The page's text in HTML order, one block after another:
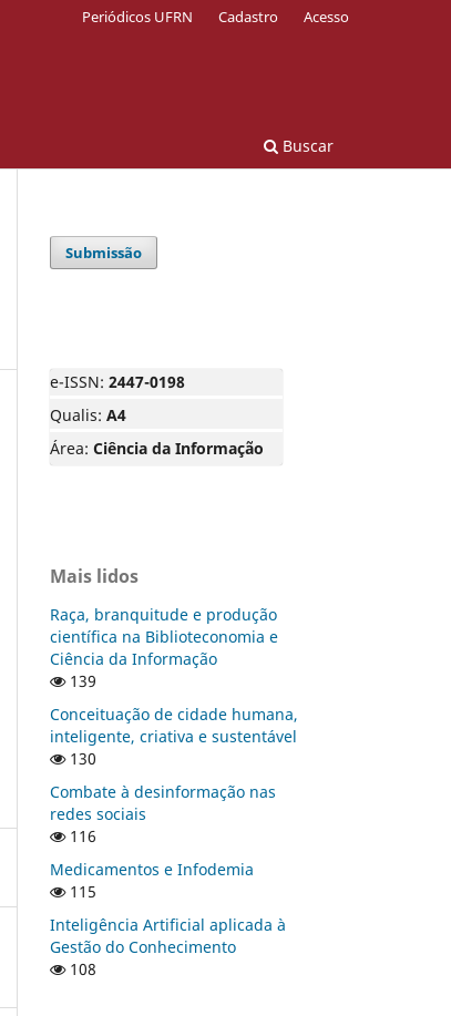
Buscar
Periódicos UFRN Cadastro Acesso
Submissão
e-ISSN: 2447-0198
Qualis: A4
Área: Ciência da Informação
Mais lidos
Raça, branquitude e produção
científica na Biblioteconomia e
Ciência da Informação
139
Conceituação de cidade humana,
inteligente, criativa e sustentável
130
Combate à desinformação nas
redes sociais
116
Medicamentos e Infodemia
115
Inteligência Artificial aplicada à
Gestão do Conhecimento
108